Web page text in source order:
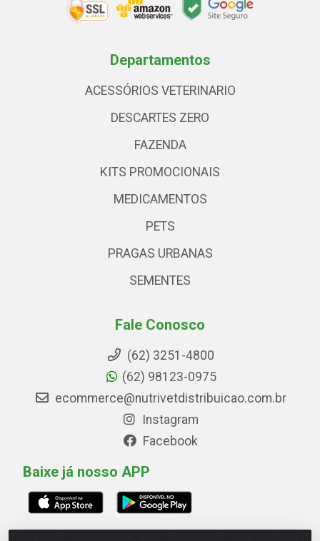
Departamentos
ACESSÓRIOS VETERINARIO
DESCARTES ZERO
FAZENDA
KITS PROMOCIONAIS
MEDICAMENTOS
PETS
PRAGAS URBANAS
SEMENTES
Fale Conosco
(62) 3251-4800
(62) 98123-0975
ecommerce@nutrivetdistribuicao.com.br
Instagram
Facebook
Baixe já nosso APP